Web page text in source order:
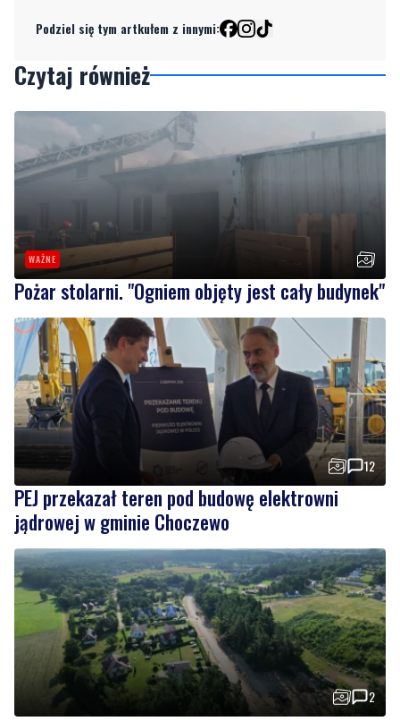
Czytaj również
Pożar stolarni. "Ogniem objęty jest cały budynek"
12
PEJ przekazał teren pod budowę elektrowni
jądrowej w gminie Choczewo
2
Trwa kolejny etap przebudowy i modernizacji
drogi prowadzącej do Dębek